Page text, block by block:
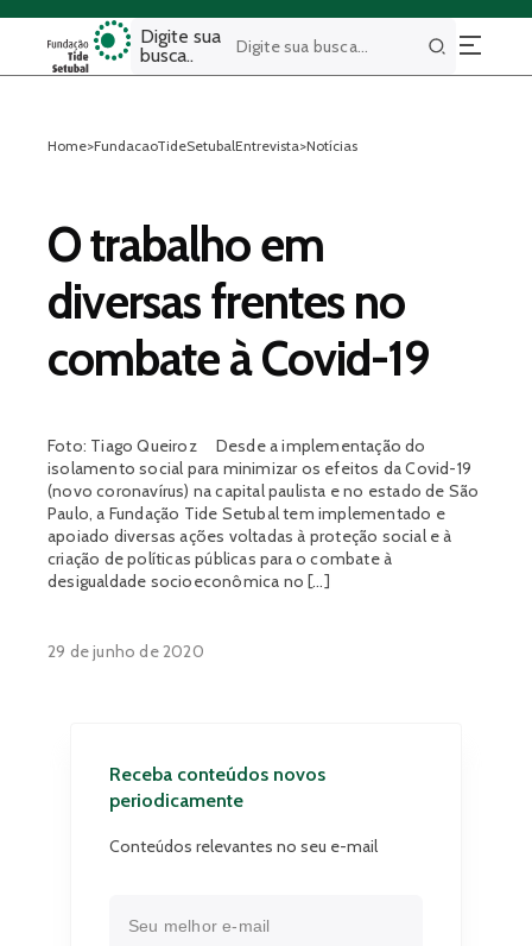
Digite sua
busca..
Buscar
Home>FundacaoTideSetubalEntrevista>Notícias
O trabalho em
diversas frentes no
combate à Covid-19
Foto: Tiago Queiroz Desde a implementação do
isolamento social para minimizar os efeitos da Covid-19
(novo coronavírus) na capital paulista e no estado de São
Paulo, a Fundação Tide Setubal tem implementado e
apoiado diversas ações voltadas à proteção social e à
criação de políticas públicas para o combate à
desigualdade socioeconômica no […]
29 de junho de 2020
Receba conteúdos novos
periodicamente
Conteúdos relevantes no seu e-mail